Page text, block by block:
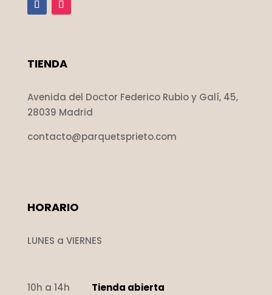
TIENDA
Avenida del Doctor Federico Rubio y Galí, 45,
28039 Madrid
contacto@parquetsprieto.com
HORARIO
LUNES a VIERNES
10h a 14h Tienda abierta